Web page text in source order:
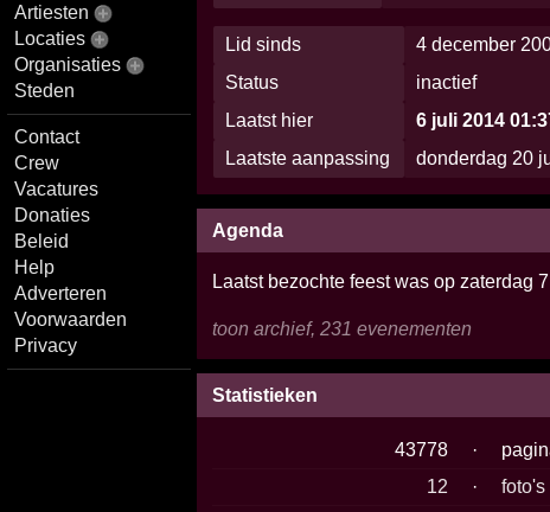
Artiesten
Locaties
Organisaties
Steden
Contact
Crew
Vacatures
Donaties
Beleid
Help
Adverteren
Voorwaarden
Privacy
Lid sinds
4 december
Status
inactief
Laatst hier
6 juli 2014
Laatste aanpassing
donderdag 20
Agenda
Laatst bezochte feest was op zaterdag
toon archief, 231 evenementen
Statistieken
43778 ·
12
·
foto's